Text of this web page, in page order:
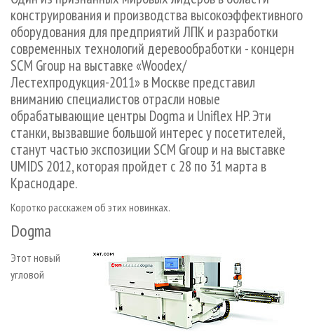
СУШКА ДРЕВЕСИНЫ
ПРОИЗВОДСТВО ДРЕВЕСНЫХ ПЛИТ
ДЕРЕВЯННОЕ ДОМОСТРОЕНИЕ
ПРОИЗВОДСТВО МЕБЕЛИ
БИОЭНЕРГЕТИКА
ЦБП
ИНСТРУМЕНТ И МАТЕРИАЛЫ
ПЕРСОНЫ
МОБИЛЬНЫЕ ВЫСТАВКИ
ОФИЦИАЛЬНЫЕ ДЕЛЕГАЦИИ
ПРИОРИТЕТНЫЕ ИНВЕСТПРОЕКТЫ
RUSSIAN FORESTRY REVIEW
ГАЗЕТА ЛЕСПРОМФОРУМ
БИБЛИОТЕКА СПЕЦИАЛИСТА
КОНТАКТЫ
РЕКЛАМА
РЕКЛАМА НА САЙТЕ
конструирования и производства высокоэффективного
оборудования для предприятий ЛПК и разработки
современных технологий деревообработки - концерн
SCM Group на выставке «Woodex/
Лестехпродукция-2011» в Москве представил
вниманию специалистов отрасли новые
обрабатывающие центры Dogma и Uniflex HP. Эти
станки, вызвавшие большой интерес у посетителей,
станут частью экспозиции SCM Group и на выставке
UMIDS 2012, которая пройдет с 28 по 31 марта в
Краснодаре.
Коротко расскажем об этих новинках.
Dogma
Этот новый
угловой